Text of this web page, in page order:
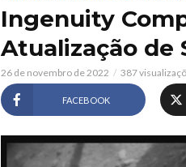
Ingenuity
Atualização de
26 de novembro de 2022 387
FACEBOOK